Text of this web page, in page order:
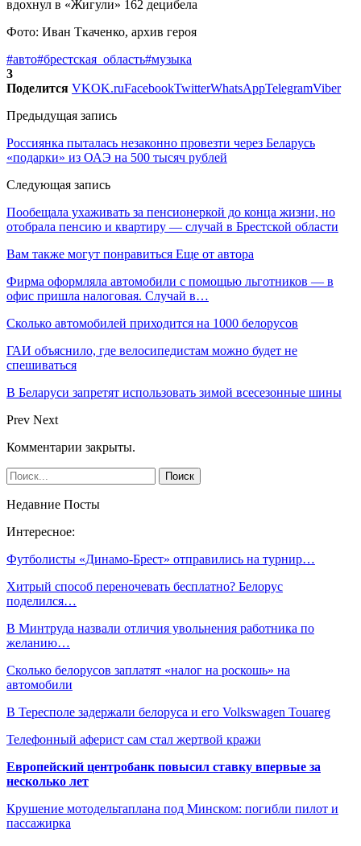
Фото: Иван Ткаченко, архив героя
#авто#брестская_область#музыка
3
Поделится VKOK.ruFacebookTwitterWhatsAppTelegramViber
Предыдущая запись
Россиянка пыталась незаконно провезти через Беларусь
«подарки» из ОАЭ на 500 тысяч рублей
Следующая запись
Пообещала ухаживать за пенсионеркой до конца жизни, но
отобрала пенсию и квартиру — случай в Брестской области
Вам также могут понравиться Еще от автора
Фирма оформляла автомобили с помощью льготников — в
офис пришла налоговая. Случай в…
Сколько автомобилей приходится на 1000 белорусов
ГАИ объяснило, где велосипедистам можно будет не
спешиваться
В Беларуси запретят использовать зимой всесезонные шины
Prev Next
Комментарии закрыты.
Недавние Посты
Интересное:
Футболисты «Динамо-Брест»‎ отправились на турнир…
Хитрый способ переночевать бесплатно? Белорус
поделился…
В Минтруда назвали отличия увольнения работника по
желанию…
Сколько белорусов заплатят «налог на роскошь» на
автомобили
В Тересполе задержали белоруса и его Volkswagen Touareg
Телефонный аферист сам стал жертвой кражи
Европейский центробанк повысил ставку впервые за
несколько лет
Крушение мотодельтаплана под Минском: погибли пилот и
пассажирка